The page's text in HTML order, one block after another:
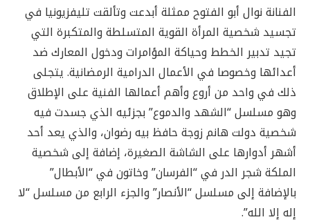
الفنانة نوال أبو الفتوح ممثلة أبدعت وتألقت تليفزيونيا في
تجسيد شخصية المرأة القوية المتسلطة والمتكبرة التي
تجيد تدبير الخطط وحياكة المؤامرات ودخول المعارك ضد
أعدائها وخصوصا في الأعمال الدرامية الرمضانية. يتجلى
ذلك في واحد من أروع وأهم أعمالها الفنية على الإطلاق
وهو مسلسل “الشهد والدموع” بجزئيه الذي جسدت فيه
شخصية دولت هانم زوجة حافظ بيه رضوان، والذي يعد أحد
أشهر أدوارها على الشاشة الصغيرة، إضافة إلى شخصية
الملكة شجر الدر في “الفرسان” وخاتون في “الأبطال”
بالإضافة إلى مسلسل “الأنصار” والجزء الرابع من مسلسل “لا
إله إلا الله”.